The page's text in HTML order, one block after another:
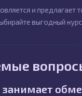
и
выгодный